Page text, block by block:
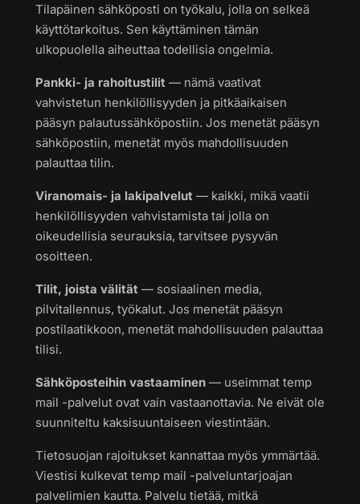
Tilapäinen sähköposti on työkalu, jolla on selkeä
käyttötarkoitus. Sen käyttäminen tämän
ulkopuolella aiheuttaa todellisia ongelmia.
Pankki- ja rahoitustilit — nämä vaativat
vahvistetun henkilöllisyyden ja pitkäaikaisen
pääsyn palautussähköpostiin. Jos menetät pääsyn
sähköpostiin, menetät myös mahdollisuuden
palauttaa tilin.
Viranomais- ja lakipalvelut — kaikki, mikä vaatii
henkilöllisyyden vahvistamista tai jolla on
oikeudellisia seurauksia, tarvitsee pysyvän
osoitteen.
Tilit, joista välität — sosiaalinen media,
pilvitallennus, työkalut. Jos menetät pääsyn
postilaatikkoon, menetät mahdollisuuden palauttaa
tilisi.
Sähköposteihin vastaaminen — useimmat temp
mail -palvelut ovat vain vastaanottavia. Ne eivät ole
suunniteltu kaksisuuntaiseen viestintään.
Tietosuojan rajoitukset kannattaa myös ymmärtää.
Viestisi kulkevat temp mail -palveluntarjoajan
palvelimien kautta. Palvelu tietää, mitkä